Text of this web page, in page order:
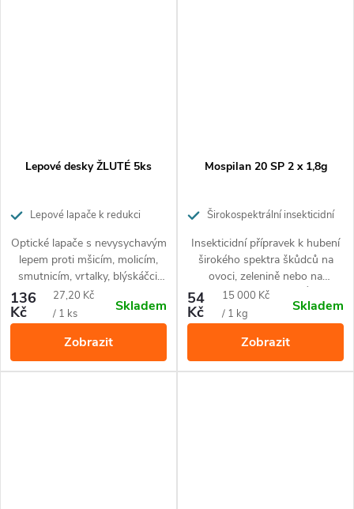
Lepové desky ŽLUTÉ 5ks
Lepové lapače k redukci
sadech
Optické lapače s nevysychavým
lepem proti mšicím, molicím,
smutnicím, vrtalky, blýskáčci,
dřepčíci, krytonosci, bejlomorky,
plodomorky. Jsou určené k
signalizaci výskytu a snižovaní
populační hustoty létajících
škůdců.
136
Kč
Měrná
cena:
27,20 Kč
/ 1 ks
Skladem
Zobrazit
Mospilan 20 SP 2 x 1,8g
Širokospektrální insekticidní
zeleniny a okrasných rostlin
Insekticidní přípravek k hubení
širokého spektra škůdců na
ovoci, zelenině nebo na
okrasných rostlinách. Účinný
proti mandelince, mšicím,
obaleči jablečnému, molici,
vlnatce krvavé.
54
Kč
Měrná
cena:
15 000 Kč
/ 1 kg
Skladem
Zobrazit